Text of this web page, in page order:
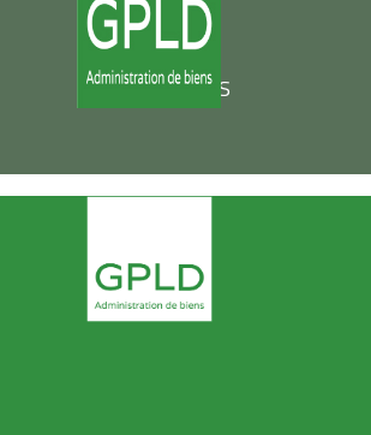
NOS OFFRES